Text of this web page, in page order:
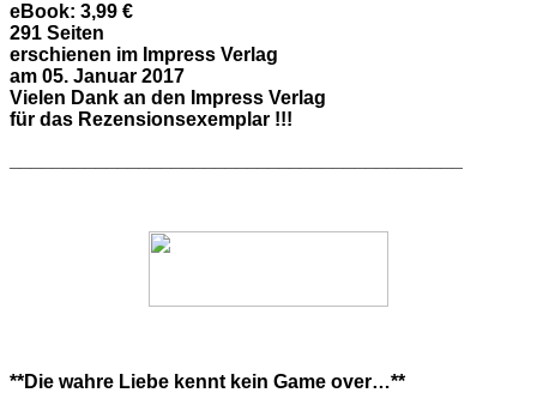
eBook: 3,99 €
291 Seiten
erschienen im Impress Verlag
am 05. Januar 2017
Vielen Dank an den Impress Verlag
für das Rezensionsexemplar !!!
**Die wahre Liebe kennt kein Game over…**